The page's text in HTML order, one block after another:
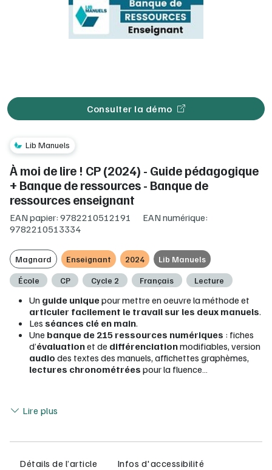
Consulter la démo
Lib Manuels
À moi de lire ! CP (2024) - Guide pédagogique
+ Banque de ressources - Banque de
ressources enseignant
EAN papier: 9782210512191
EAN numérique:
9782210513334
Magnard Enseignant 2024 Lib Manuels
École CP Cycle 2 Français Lecture
Un guide uniquepour mettre en oeuvre la méthode et
articuler facilement le travail sur les deux manuels.
Les séances clé en main.
Une banque de 215 ressources numériques : fiches
d’évaluationet de différenciationmodifiables, version
audio des textes des manuels, affichettes graphèmes,
lectures chronométrées pour la fluence…
Lire plus
Détails de l’article
Infos d'accessibilité